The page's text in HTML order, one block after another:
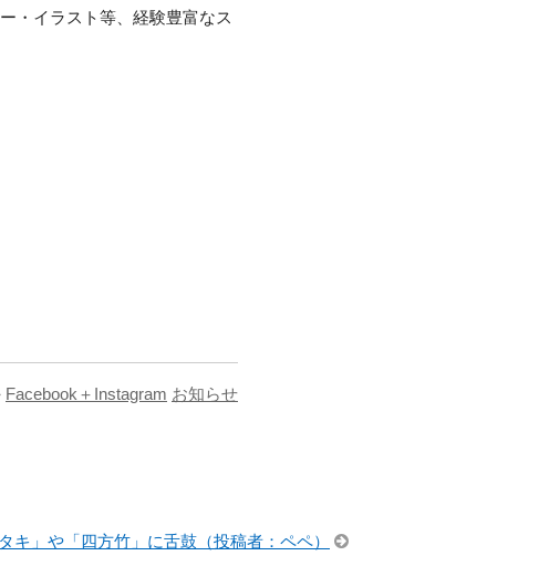
・イラスト等、経験豊富なス
Facebook＋Instagram お知らせ
キ」や「四方竹」に舌鼓（投稿者：ペペ）